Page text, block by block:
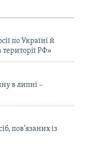
по Україні й
РФ»
в липні –
пов’язаних із